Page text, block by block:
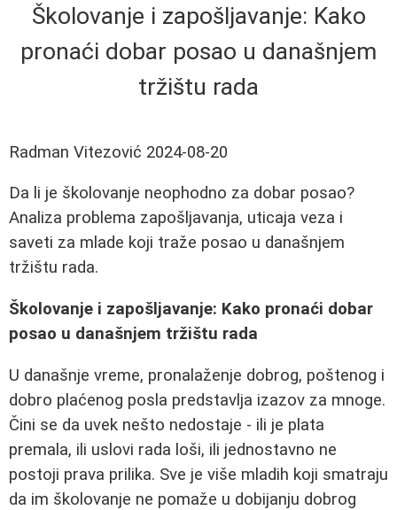
Školovanje i zapošljavanje: Kako
pronaći dobar posao u današnjem
tržištu rada
Radman Vitezović 2024-08-20
Da li je školovanje neophodno za dobar posao?
Analiza problema zapošljavanja, uticaja veza i
saveti za mlade koji traže posao u današnjem
tržištu rada.
Školovanje i zapošljavanje: Kako pronaći dobar
posao u današnjem tržištu rada
U današnje vreme, pronalaženje dobrog, poštenog i
dobro plaćenog posla predstavlja izazov za mnoge.
Čini se da uvek nešto nedostaje - ili je plata
premala, ili uslovi rada loši, ili jednostavno ne
postoji prava prilika. Sve je više mladih koji smatraju
da im školovanje ne pomaže u dobijanju dobrog